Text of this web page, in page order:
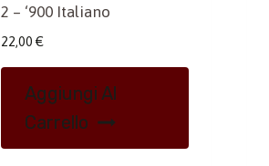
2 – ‘900 Italiano
22,00 €
Aggiungi Al
Carrello